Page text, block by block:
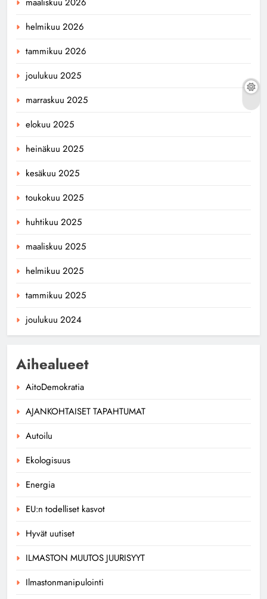
helmikuu 2026
tammikuu 2026
joulukuu 2025
marraskuu 2025
elokuu 2025
heinäkuu 2025
kesäkuu 2025
toukokuu 2025
huhtikuu 2025
maaliskuu 2025
helmikuu 2025
tammikuu 2025
joulukuu 2024
Aihealueet
AitoDemokratia
AJANKOHTAISET TAPAHTUMAT
Autoilu
Ekologisuus
Energia
EU:n todelliset kasvot
Hyvät uutiset
ILMASTON MUUTOS JUURISYYT
Ilmastonmanipulointi